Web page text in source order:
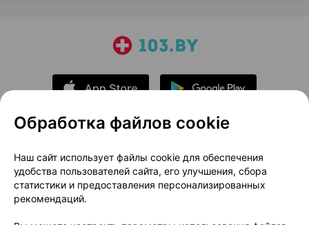
О проекте
Новости проекта
Размещение рекламы
Медицинский маркетинг
Публичный договор
Доставка
Обработка файлов cookie
Наш сайт использует файлы cookie для обеспечения
удобства пользователей сайта, его улучшения, сбора
статистики и предоставления персонализированных
рекомендаций.